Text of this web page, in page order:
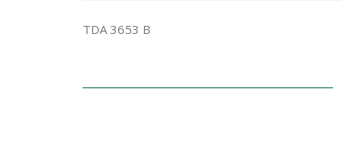
TDA 3653 B